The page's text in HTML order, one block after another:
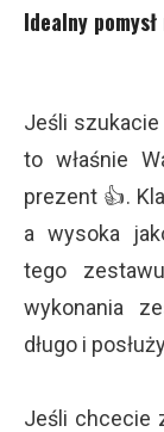
Idealny
Jeśli
to właśnie
prezent 👍.
a wysoka
tego
wykonania
długo i
Jeśli chcecie